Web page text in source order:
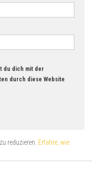
du dich mit der
durch diese Website
reduzieren. Erfahre, wie